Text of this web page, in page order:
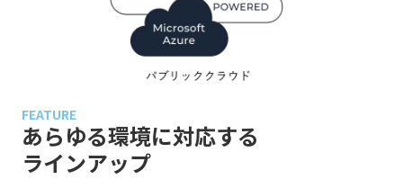
FEATURE
あらゆる環境に対応する
ラインアップ